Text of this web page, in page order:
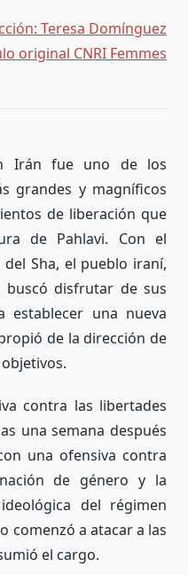
Teresa Domínguez
original CNRI Femmes
Irán fue uno de los
grandes y magníficos
de liberación que
de Pahlavi. Con el
Sha, el pueblo iraní,
buscó disfrutar de sus
establecer una nueva
de la dirección de
contra las libertades
una semana después
una ofensiva contra
de género y la
del régimen
comenzó a atacar a las
el cargo.